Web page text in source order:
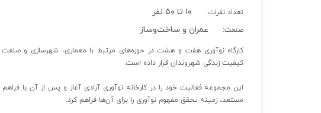
تعداد نفرات: ۱۰ تا ۵۰ نفر
صنعت: عمران و ساخت‌وساز
کارگاه نوآوری هفت و هشت در حوزه‌های مرتبط با معماری، شهرسازی و
کیفیت زندگی شهروندان قرار داده است.
این مجموعه فعالیت خود را در کارخانه نوآوری آزادی آغاز و پس از آن با فراهم
مستعد، زمینه تحقق مفهوم نوآوری را برای آن‌ها فراهم کرد.